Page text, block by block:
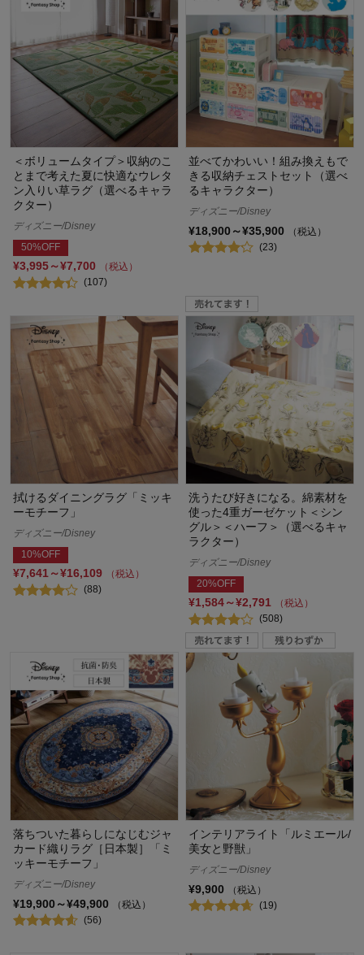
＜ボリュームタイプ＞収納のこ
とまで考えた夏に快適なウレタ
ン入りい草ラグ（選べるキャラ
クター）
ディズニー/Disney
50%OFF
¥3,995～¥7,700
（税込）
(107)
並べてかわいい！組み換えもで
きる収納チェストセット（選べ
るキャラクター）
ディズニー/Disney
¥18,900～¥35,900
（税込）
(23)
拭けるダイニングラグ「ミッキ
ーモチーフ」
ディズニー/Disney
10%OFF
¥7,641～¥16,109
（税込）
(88)
洗うたび好きになる。綿素材を
使った4重ガーゼケット＜シン
グル＞＜ハーフ＞（選べるキャ
ラクター）
ディズニー/Disney
20%OFF
¥1,584～¥2,791
（税込）
(508)
落ちついた暮らしになじむジャ
カード織りラグ［日本製］「ミ
ッキーモチーフ」
ディズニー/Disney
¥19,900～¥49,900
（税込）
(56)
インテリアライト「ルミエール/
美女と野獣」
ディズニー/Disney
¥9,900
（税込）
(19)